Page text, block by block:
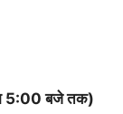
5:00 बजे तक)